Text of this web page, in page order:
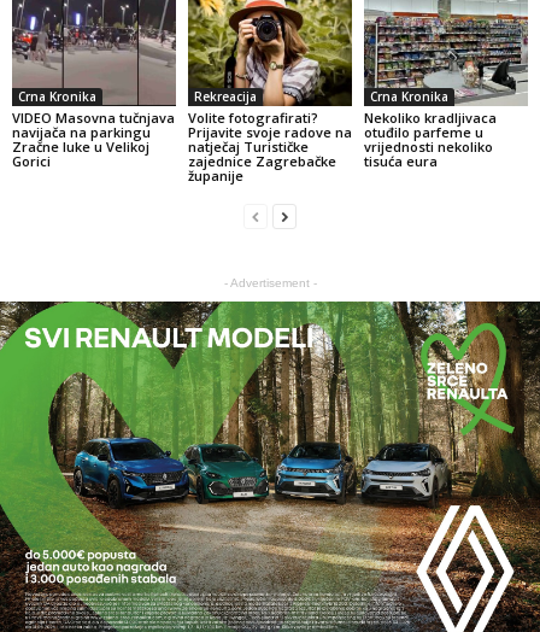
Crna Kronika
VIDEO Masovna tučnjava
navijača na parkingu
Zračne luke u Velikoj
Gorici
Rekreacija
Volite fotografirati?
Prijavite svoje radove na
natječaj Turističke
zajednice Zagrebačke
županije
Crna Kronika
Nekoliko kradljivaca
otuđilo parfeme u
vrijednosti nekoliko
tisuća eura
- Advertisement -